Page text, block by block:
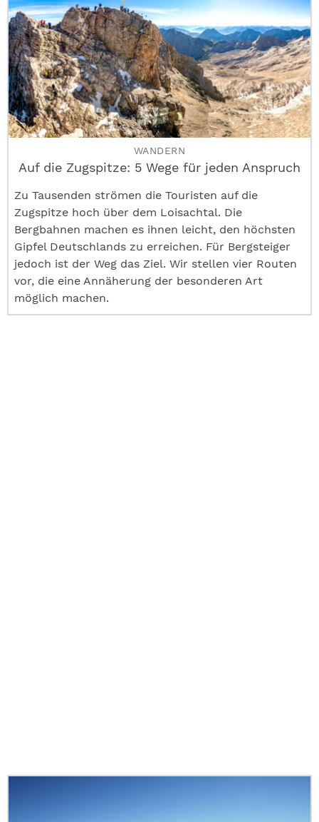
WANDERN
Auf die Zugspitze: 5 Wege für jeden Anspruch
Zu Tausenden strömen die Touristen auf die
Zugspitze hoch über dem Loisachtal. Die
Bergbahnen machen es ihnen leicht, den höchsten
Gipfel Deutschlands zu erreichen. Für Bergsteiger
jedoch ist der Weg das Ziel. Wir stellen vier Routen
vor, die eine Annäherung der besonderen Art
möglich machen.